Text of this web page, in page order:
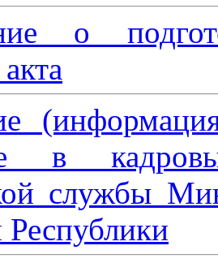
о
в
службы
Республики